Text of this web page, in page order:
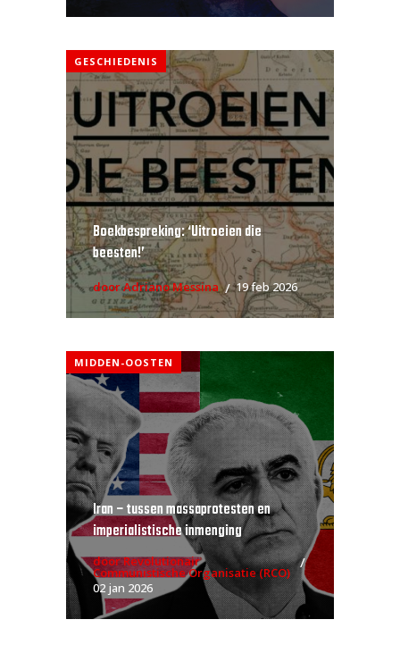
GESCHIEDENIS
Boekbespreking: ‘Uitroeien die
beesten!’
door Adriano Messina 19 feb 2026
MIDDEN-OOSTEN
Iran – tussen massaprotesten en
imperialistische inmenging
door Revolutionair
Communistische Organisatie (RCO)
02 jan 2026